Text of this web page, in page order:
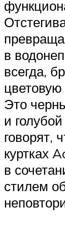
в
всегда,
Это
и
говорят,
куртках
в
стилем